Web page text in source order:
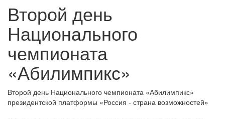
Второй день
Национального
чемпионата
«Абилимпикс»
Второй день Национального чемпионата «Абилимпикс»
президентской платформы «Россия - страна возможностей»